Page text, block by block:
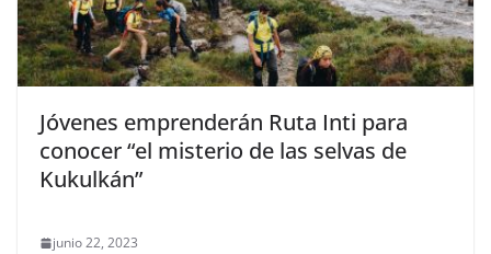
Jóvenes emprenderán Ruta Inti para
conocer “el misterio de las selvas de
Kukulkán”
junio 22, 2023